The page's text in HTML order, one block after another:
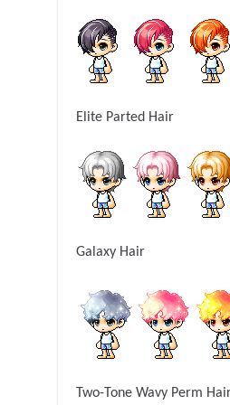
Elite Parted Hair
Galaxy Hair
Two-Tone Wavy Perm